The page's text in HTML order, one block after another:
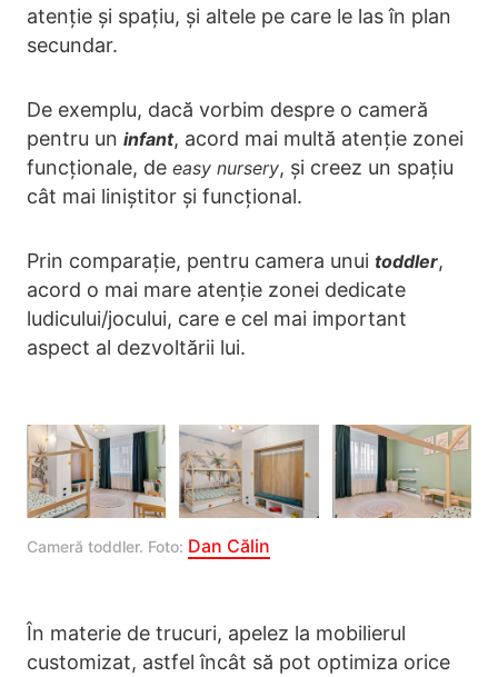
atenție și spațiu, și altele pe care le las în plan
secundar.
De exemplu, dacă vorbim despre o cameră
pentru un infant, acord mai multă atenție zonei
funcționale, de easy nursery, și creez un spațiu
cât mai liniștitor și funcțional.
Prin comparație, pentru camera unui toddler,
acord o mai mare atenție zonei dedicate
ludicului/jocului, care e cel mai important
aspect al dezvoltării lui.
Cameră toddler. Foto: Dan Călin
În materie de trucuri, apelez la mobilierul
customizat, astfel încât să pot optimiza orice